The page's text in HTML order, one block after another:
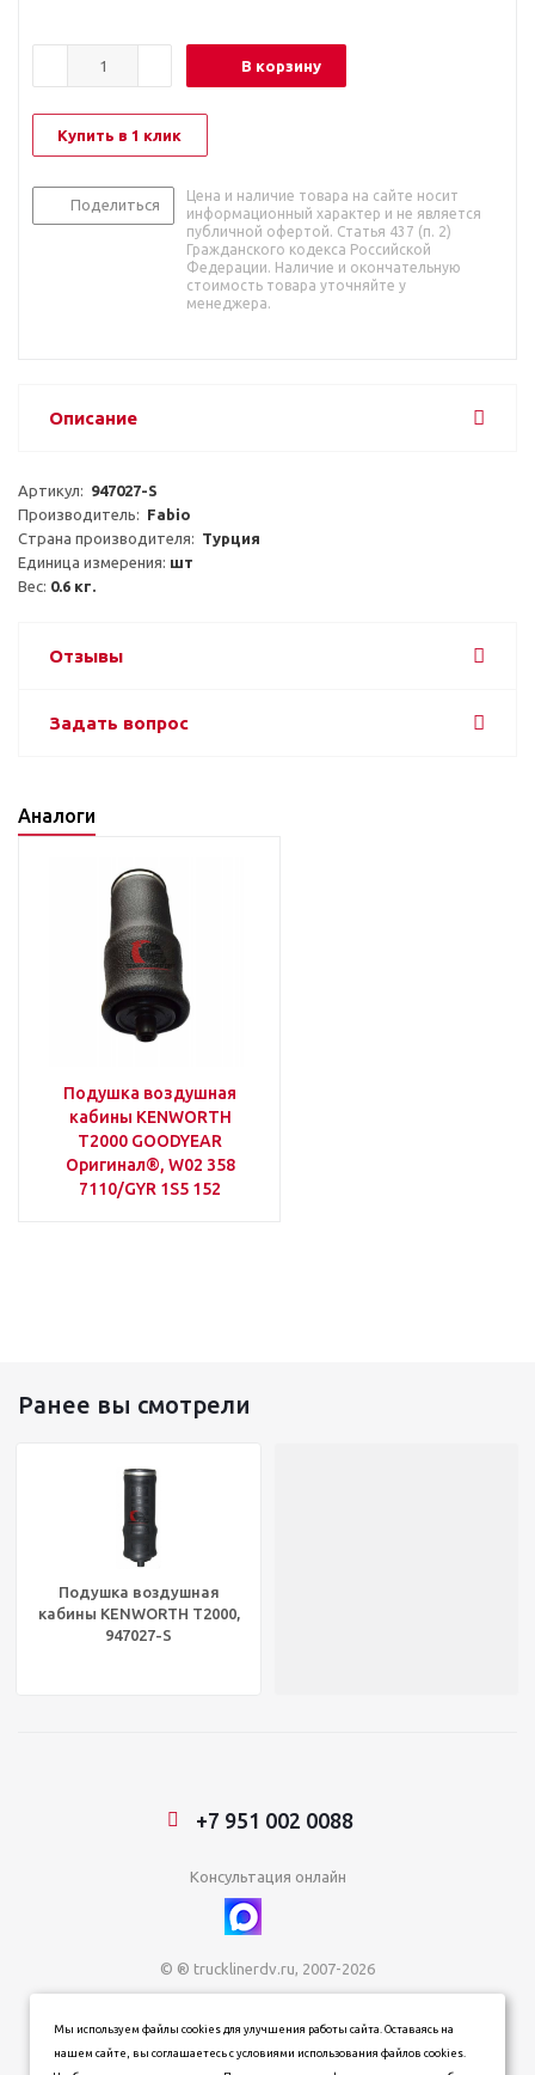
В корзину
Купить в 1 клик
Поделиться
Цена и наличие товара на сайте носит
информационный характер и не является
публичной офертой. Статья 437 (п. 2)
Гражданского кодекса Российской
Федерации. Наличие и окончательную
стоимость товара уточняйте у
менеджера.
Описание
Артикул: 947027-S
Производитель: Fabio
Страна производителя: Турция
Единица измерения: шт
Вес: 0.6 кг.
Отзывы
Задать вопрос
Аналоги
Подушка воздушная
кабины KENWORTH
T2000 GOODYEAR
Оригинал®, W02 358
7110/GYR 1S5 152
Ранее вы смотрели
Подушка воздушная
кабины KENWORTH T2000,
947027-S
+7 951 002 0088
Консультация онлайн
© ® trucklinerdv.ru, 2007-2026
ИНН 253612854202
ОГРН 320253600063402
Мы используем файлы cookies для улучшения работы сайта. Оставаясь на
нашем сайте, вы соглашаетесь с условиями использования файлов cookies.